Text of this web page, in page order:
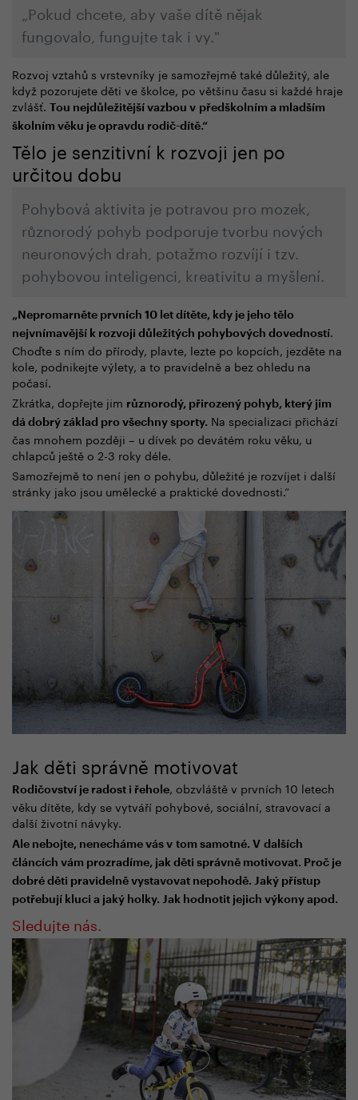
Pokud chcete, aby vaše dítě nějak
fungovalo, fungujte tak i vy."
Rozvoj vztahů s vrstevníky je samozřejmě také důležitý, ale
když pozorujete děti ve školce, po většinu času si každé hraje
zvlášť.
Tou nejdůležitější vazbou v předškolním a mladším
školním věku je opravdu rodič-dítě.“
Tělo je senzitivní k rozvoji jen po
určitou dobu
Pohybová aktivita je potravou pro mozek,
různorodý pohyb podporuje tvorbu nových
neuronových drah, potažmo rozvíjí i tzv.
pohybovou inteligenci, kreativitu a myšlení.
„ Nepromarněte prvních 10 let dítěte, kdy je jeho tělo
nejvnímavější k rozvoji důležitých pohybových dovedností.
Choďte s ním do přírody, plavte, lezte po kopcích, jezděte na
kole, podnikejte výlety, a to pravidelně a bez ohledu na
počasí.
Zkrátka, dopřejte jim různorodý, přirozený pohyb, který jim
dá dobrý základ pro všechny sporty. Na specializaci přichází
čas mnohem později – u dívek po devátém roku věku, u
chlapců ještě o 2-3 roky déle.
Samozřejmě to není jen o pohybu, důležité je rozvíjet i další
stránky jako jsou umělecké a praktické dovednosti.“
Jak děti správně motivovat
Rodičovství je radost i řehole, obzvláště v prvních 10 letech
věku dítěte, kdy se vytváří pohybové, sociální, stravovací a
další životní návyky.
Ale nebojte, nenecháme vás v tom samotné. V dalších
článcích vám prozradíme, jak děti správně motivovat. Proč je
dobré děti pravidelně vystavovat nepohodě. Jaký přístup
potřebují kluci a jaký holky. Jak hodnotit jejich výkony apod.
Sledujte nás.